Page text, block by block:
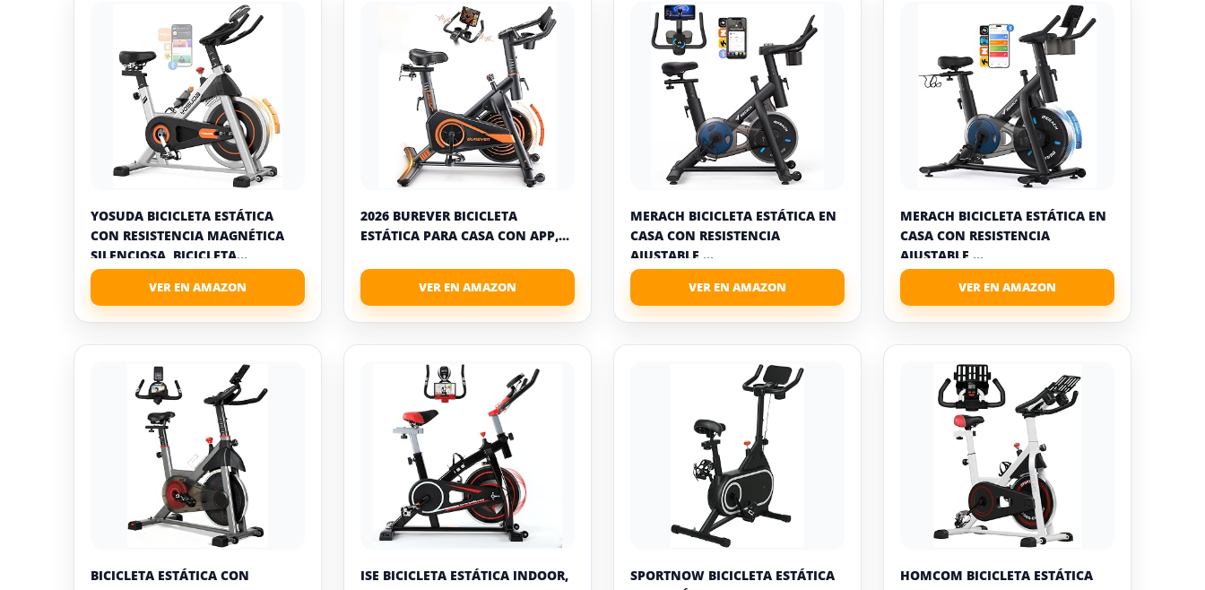
YOSUDA BICICLETA ESTÁTICA
CON RESISTENCIA MAGNÉTICA
SILENCIOSA, BICICLETA...
2026 BUREVER BICICLETA
ESTÁTICA PARA CASA CON APP,...
MERACH BICICLETA ESTÁTICA EN
CASA CON RESISTENCIA
AJUSTABLE,...
MERACH BICICLETA ESTÁTICA EN
CASA CON RESISTENCIA
AJUSTABLE,...
BICICLETA ESTÁTICA CON
ISE BICICLETA ESTÁTICA INDOOR,
SPORTNOW BICICLETA ESTÁTICA
HOMCOM BICICLETA ESTÁTICA